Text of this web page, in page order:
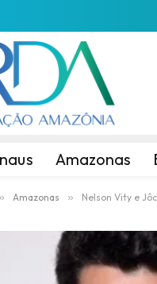
Amazonas
» Amazonas » Nelson Vity e